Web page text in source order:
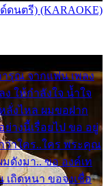
ดนตรี) (KARAOKE)
รุณ จากแฟน เพลง
ให้กำลังใจ น้ำใจ
ลั่งไหล ผมขอฝาก
ย่างนี้เรื่อยไป ขอ อยู่
ว่าใคร..ใคร พระคุณ
ดังมา.. ขอ องค์เท
ถิดหนา ขอจงเชื่อ